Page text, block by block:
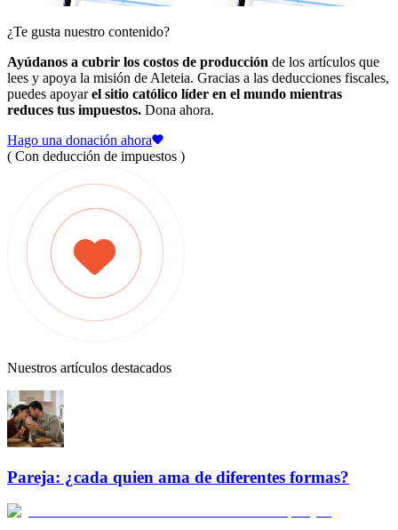
¿Te gusta nuestro contenido?
Ayúdanos a cubrir los costos de producción de los artículos que
lees y apoya la misión de Aleteia. Gracias a las deducciones fiscales,
puedes apoyarel sitio católico líder en el mundo mientras
reduces tus impuestos. Dona ahora.
Hago una donación ahora
( Con deducción de impuestos )
Nuestros artículos destacados
Pareja: ¿cada quien ama de diferentes formas?